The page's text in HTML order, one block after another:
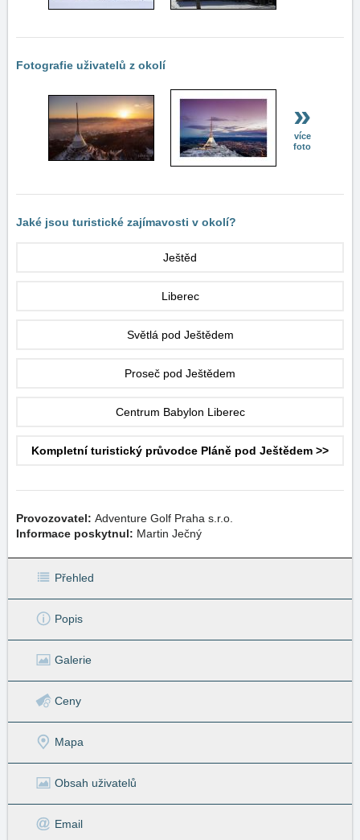
Fotografie uživatelů z okolí
»
více
foto
Jaké jsou turistické zajímavosti v okolí?
Ještěd
Liberec
Světlá pod Ještědem
Proseč pod Ještědem
Centrum Babylon Liberec
Kompletní turistický průvodce Pláně pod Ještědem >>
Provozovatel: Adventure Golf Praha s.r.o.
Informace poskytnul: Martin Ječný
Přehled
Popis
Galerie
Ceny
Mapa
Obsah uživatelů
Email